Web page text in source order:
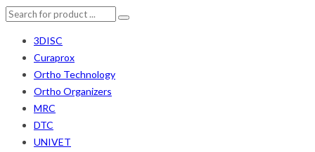
3DISC
Curaprox
Ortho Technology
Ortho Organizers
MRC
DTC
UNIVET